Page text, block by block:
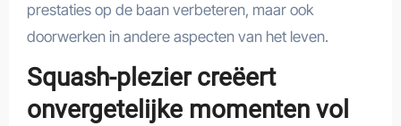
prestaties op de baan verbeteren, maar ook
doorwerken in andere aspecten van het leven.
Squash-plezier creëert
onvergetelijke momenten vol